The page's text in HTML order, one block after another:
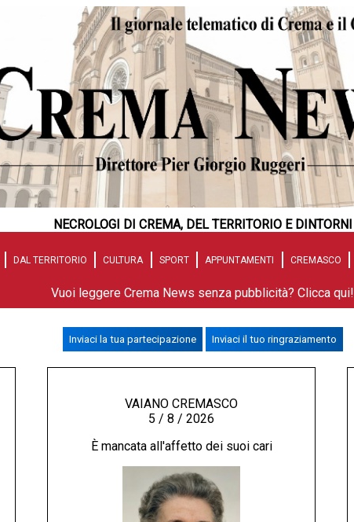
NECROLOGI DI CREMA, DEL TERRITORIO E DINTORNI
DAL TERRITORIO CULTURA SPORT APPUNTAMENTI CREMASCO
Vuoi leggere Crema News senza pubblicità? Clicca qui!
Inviaci la tua partecipazione Inviaci il tuo ringraziamento
VAIANO CREMASCO
5 / 8 / 2026
È mancata all'affetto dei suoi cari